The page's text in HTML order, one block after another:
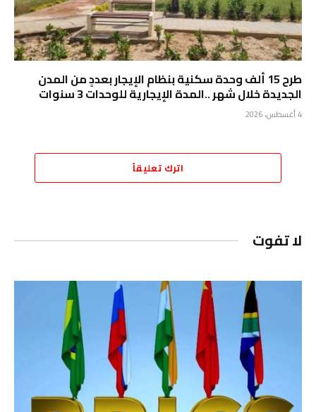
طرح 15 ألف وحدة سكنية بنظام الإيجار بعددٍ من المدن
الجديدة خلال شهر ..المدة الإيجارية للوحدات 3 سنوات
4 أغسطس، 2026
اترك تعليقاً
لا تفوت